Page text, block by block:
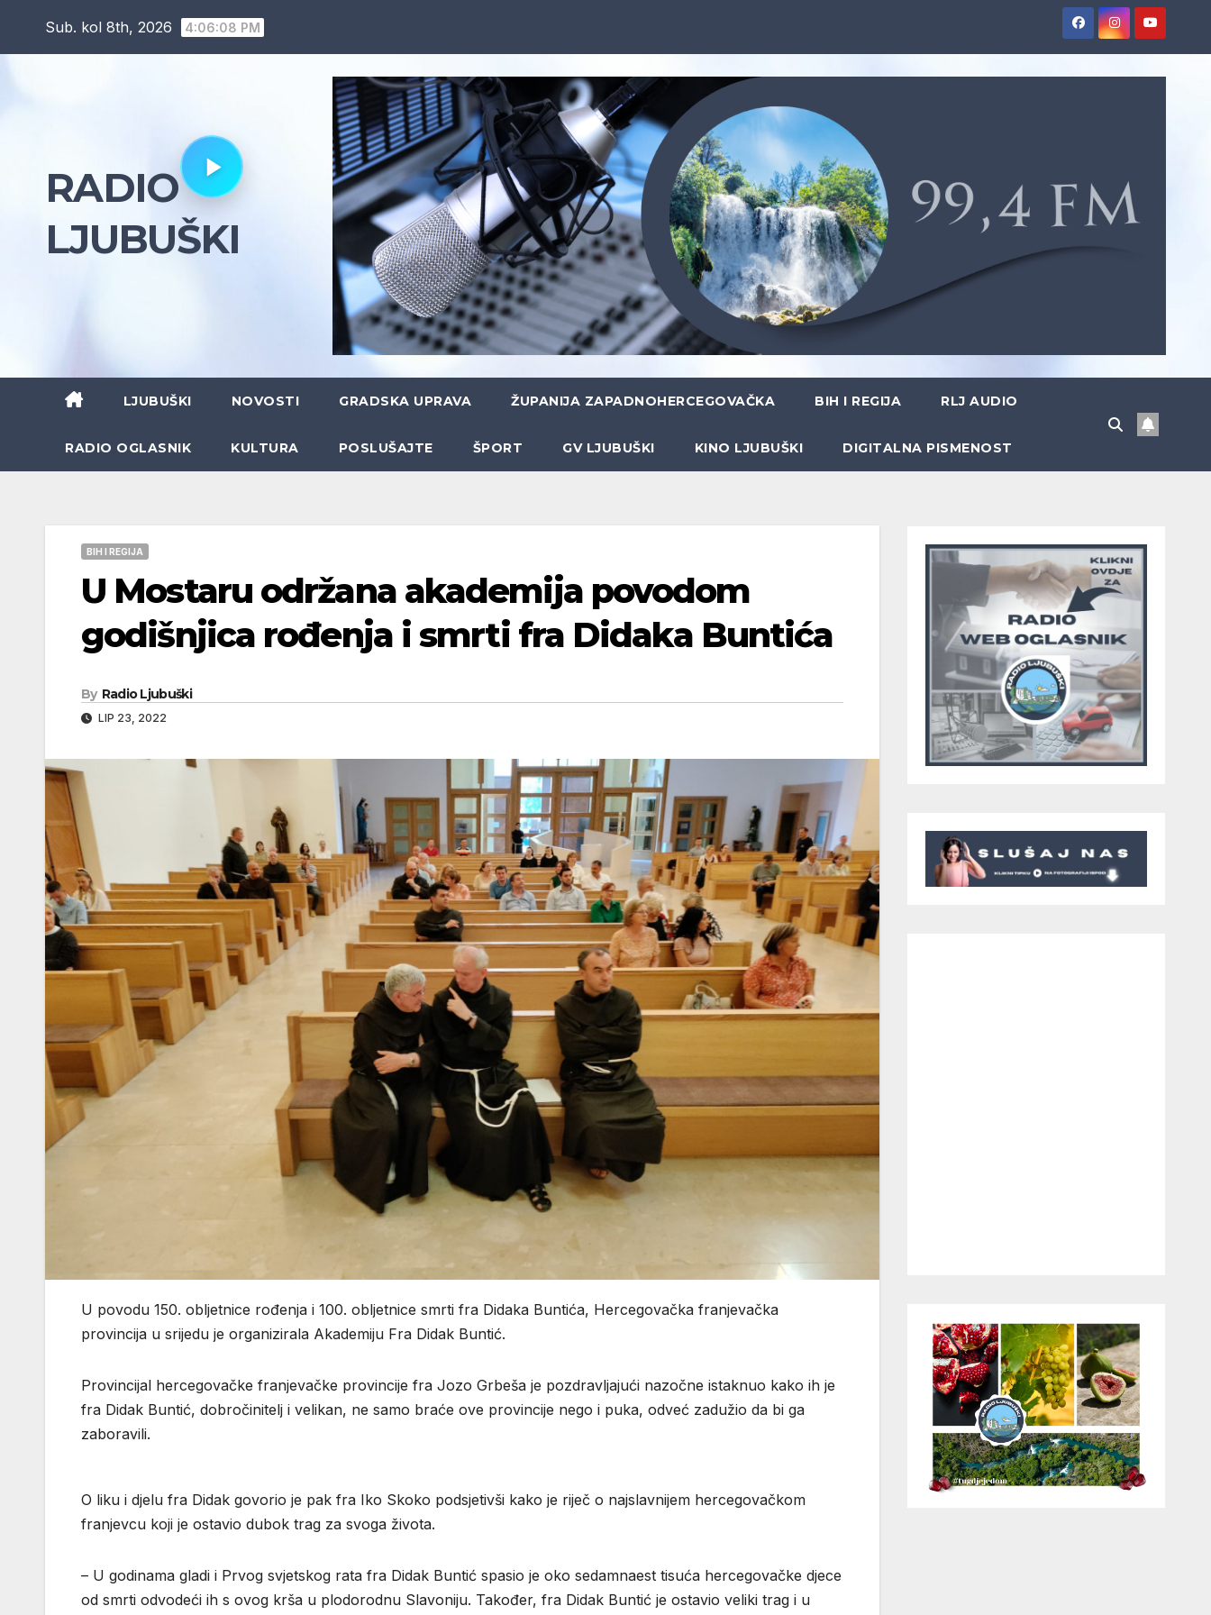
Sub. kol 8th, 2026 4:06:09 PM
RADIO
LJUBUŠKI
LJUBUŠKI NOVOSTI GRADSKA UPRAVA ŽUPANIJA ZAPADNOHERCEGOVAČKA BIH I REGIJA RLJ AUDIO
RADIO OGLASNIK KULTURA POSLUŠAJTE ŠPORT GV LJUBUŠKI KINO LJUBUŠKI DIGITALNA PISMENOST
BIH I REGIJA
U Mostaru održana akademija povodom
godišnjica rođenja i smrti fra Didaka Buntića
By Radio Ljubuški
LIP 23, 2022
U povodu 150. obljetnice rođenja i 100. obljetnice smrti fra Didaka Buntića, Hercegovačka franjevačka
provincija u srijedu je organizirala Akademiju Fra Didak Buntić.
Provincijal hercegovačke franjevačke provincije fra Jozo Grbeša je pozdravljajući nazočne istaknuo kako ih je
fra Didak Buntić, dobročinitelj i velikan, ne samo braće ove provincije nego i puka, odveć zadužio da bi ga
zaboravili.
O liku i djelu fra Didak govorio je pak fra Iko Skoko podsjetivši kako je riječ o najslavnijem hercegovačkom
franjevcu koji je ostavio dubok trag za svoga života.
– U godinama gladi i Prvog svjetskog rata fra Didak Buntić spasio je oko sedamnaest tisuća hercegovačke djece
od smrti odvodeći ih s ovog krša u plodorodnu Slavoniju. Također, fra Didak Buntić je ostavio veliki trag i u